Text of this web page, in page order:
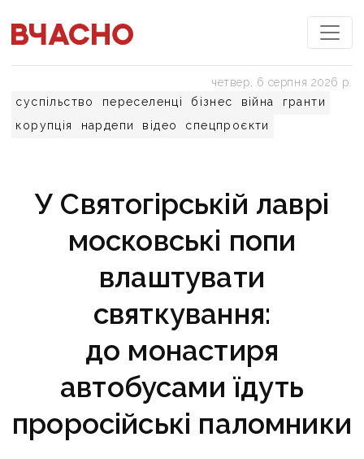
суспільство переселенці бізнес війна
гранти
корупція
нардепи відео спецпроєкти
четвер, 6 серпня 2026 р.
У Святогірській лаврі
московські попи
влаштувати
святкування:
до монастиря
автобусами їдуть
проросійські паломники